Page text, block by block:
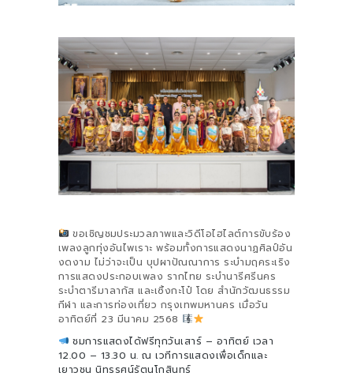
ขอเชิญชมประมวลภาพและวิดีโอไฮไลต์การขับร้อง
เพลงลูกทุ่งอันไพเราะ พร้อมทั้งการแสดงนาฏศิลป์อัน
งดงาม ไม่ว่าจะเป็น บุปผาปัณณาการ ระบำมฤคระเริง
การแสดงประกอบเพลง รากไทย ระบำนารีศรีนคร
ระบำตารีมาลากัส และเซิ้งกะโป๋ โดย สำนักวัฒนธรรม
กีฬา และการท่องเที่ยว กรุงเทพมหานคร เมื่อวัน
อาทิตย์ที่ 23 มีนาคม 2568
ชมการแสดงได้ฟรีทุกวันเสาร์ – อาทิตย์ เวลา
12.00 – 13.30 น. ณ เวทีการแสดงเพื่อเด็กและ
เยาวชน นิทรรศน์รัตนโกสินทร์